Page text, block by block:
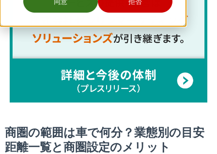
商圏の範囲は車で何分？業態別の目安
距離一覧と商圏設定のメリット